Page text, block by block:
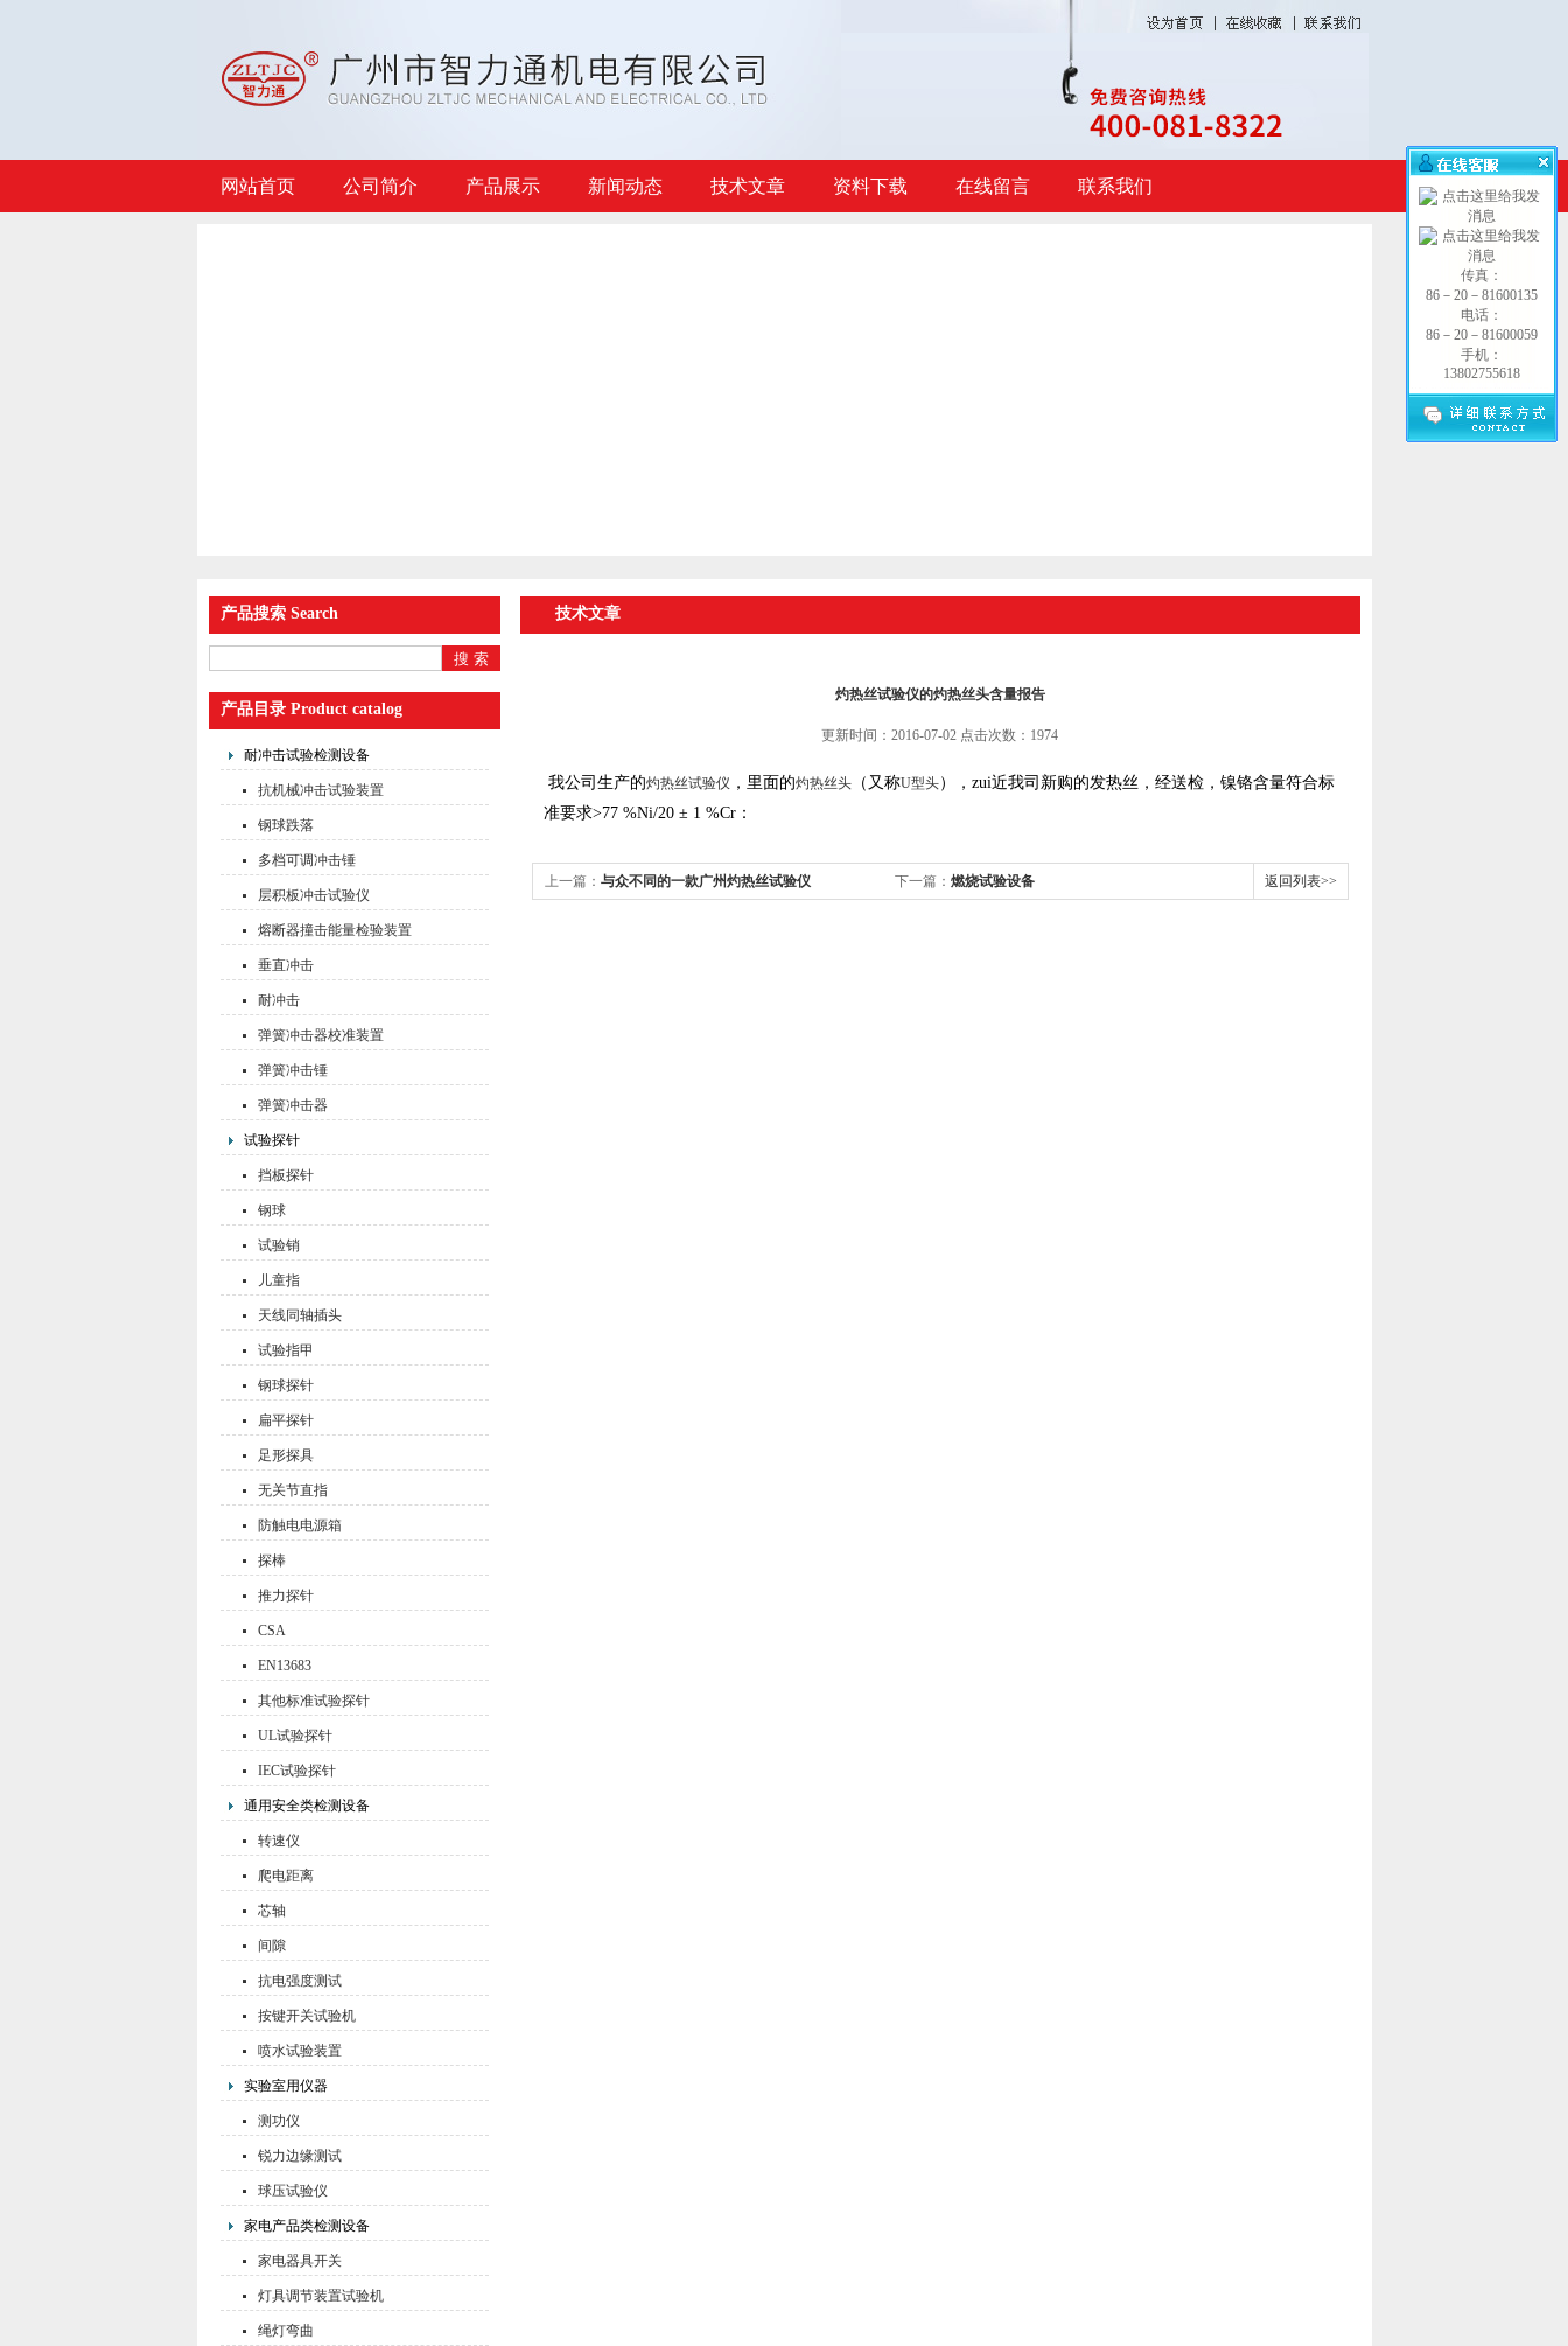
网站首页 公司简介 产品展示 新闻动态 技术文章 资料下载 在线留言 联系我们
产品搜索 Search
产品目录 Product catalog
耐冲击试验检测设备
抗机械冲击试验装置
钢球跌落
多档可调冲击锤
层积板冲击试验仪
熔断器撞击能量检验装置
垂直冲击
耐冲击
弹簧冲击器校准装置
弹簧冲击锤
弹簧冲击器
试验探针
挡板探针
钢球
试验销
儿童指
天线同轴插头
试验指甲
钢球探针
扁平探针
足形探具
无关节直指
防触电电源箱
探棒
推力探针
CSA
EN13683
其他标准试验探针
UL试验探针
IEC试验探针
通用安全类检测设备
转速仪
爬电距离
芯轴
间隙
抗电强度测试
按键开关试验机
喷水试验装置
实验室用仪器
测功仪
锐力边缘测试
球压试验仪
家电产品类检测设备
家电器具开关
灯具调节装置试验机
绳灯弯曲
技术文章
灼热丝试验仪的灼热丝头含量报告
更新时间：2016-07-02 点击次数：1974
我公司生产的灼热丝试验仪 ，里面的灼热丝头（又称U型头），zui近我司新购的发热丝，经送检，镍铬含量符合标
准要求>77 %Ni/20 ± 1 %Cr：
上一篇： 与众不同的一款广州灼热丝试验仪 下一篇： 燃烧试验设备 返回列表>>
传真：
86－20－81600135
电话：
86－20－81600059
手机：
13802755618